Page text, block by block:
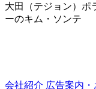
大田（テジョン）ポ
ーのキム・ソンテ
会社紹介 広告案内